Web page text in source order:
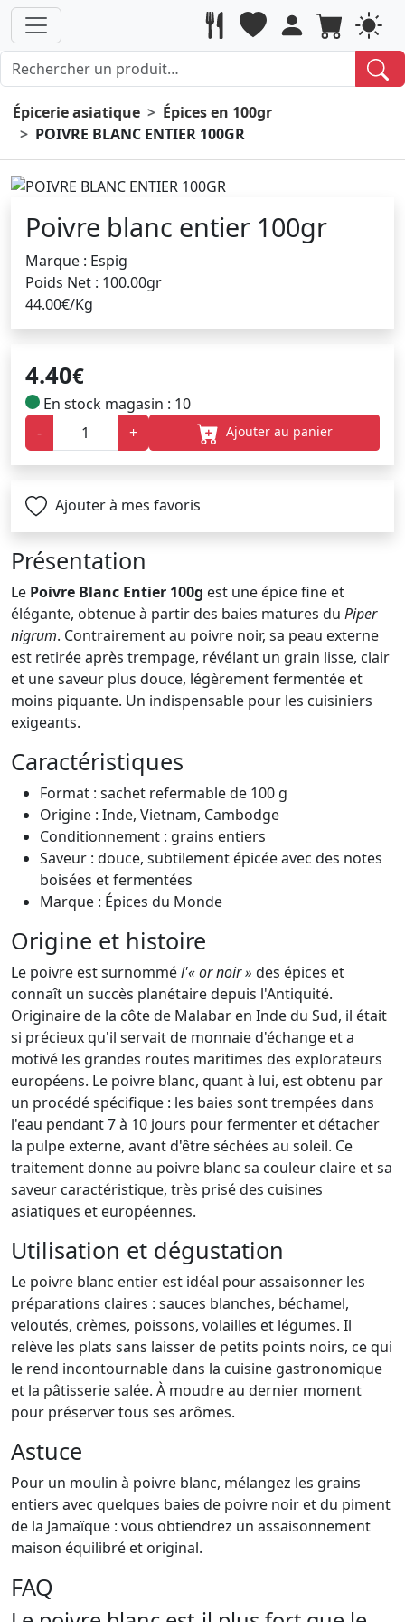
Épicerie asiatique
Épices en 100gr
POIVRE BLANC ENTIER 100GR
Poivre blanc entier 100gr
Marque : Espig
Poids Net : 100.00gr
44.00€/Kg
4.40€
En stock magasin : 10
-
+ Ajouter au panier
Ajouter à mes favoris
Présentation
Le Poivre Blanc Entier 100g est une épice fine et
élégante, obtenue à partir des baies matures du Piper
nigrum. Contrairement au poivre noir, sa peau externe
est retirée après trempage, révélant un grain lisse, clair
et une saveur plus douce, légèrement fermentée et
moins piquante. Un indispensable pour les cuisiniers
exigeants.
Caractéristiques
Format : sachet refermable de 100 g
Origine : Inde, Vietnam, Cambodge
Conditionnement : grains entiers
Saveur : douce, subtilement épicée avec des notes
boisées et fermentées
Marque : Épices du Monde
Origine et histoire
Le poivre est surnommél'« or noir » des épices et
connaît un succès planétaire depuis l'Antiquité.
Originaire de la côte de Malabar en Inde du Sud, il était
si précieux qu'il servait de monnaie d'échange et a
motivé les grandes routes maritimes des explorateurs
européens. Le poivre blanc, quant à lui, est obtenu par
un procédé spécifique : les baies sont trempées dans
l'eau pendant 7 à 10 jours pour fermenter et détacher
la pulpe externe, avant d'être séchées au soleil. Ce
traitement donne au poivre blanc sa couleur claire et sa
saveur caractéristique, très prisé des cuisines
asiatiques et européennes.
Utilisation et dégustation
Le poivre blanc entier est idéal pour assaisonner les
préparations claires : sauces blanches, béchamel,
veloutés, crèmes, poissons, volailles et légumes. Il
relève les plats sans laisser de petits points noirs, ce qui
le rend incontournable dans la cuisine gastronomique
et la pâtisserie salée. À moudre au dernier moment
pour préserver tous ses arômes.
Astuce
Pour un moulin à poivre blanc, mélangez les grains
entiers avec quelques baies de poivre noir et du piment
de la Jamaïque : vous obtiendrez un assaisonnement
maison équilibré et original.
FAQ